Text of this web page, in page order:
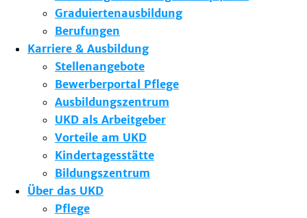
Graduiertenausbildung
Berufungen
Karriere & Ausbildung
Stellenangebote
Bewerberportal Pflege
Ausbildungszentrum
UKD als Arbeitgeber
Vorteile am UKD
Kindertagesstätte
Bildungszentrum
Über das UKD
Pflege